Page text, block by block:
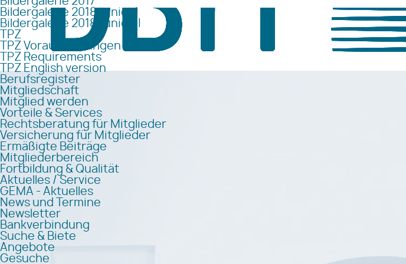
Bildergalerie 2018 Junior I
Bildergalerie 2018 Junior II
TPZ
TPZ Voraussetzungen
TPZ Requirements
TPZ English version
Berufsregister
Mitgliedschaft
Mitglied werden
Vorteile & Services
Rechtsberatung für Mitglieder
Versicherung für Mitglieder
Ermäßigte Beiträge
Mitgliederbereich
Fortbildung & Qualität
Aktuelles / Service
GEMA - Aktuelles
News und Termine
Newsletter
Bankverbindung
Suche & Biete
Angebote
Gesuche